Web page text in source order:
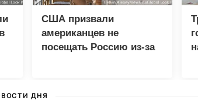
США призвали
американцев не
посещать Россию из-за
ДНЯ